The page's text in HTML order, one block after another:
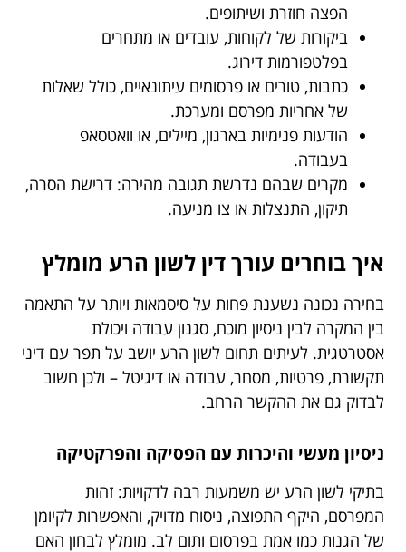
הפצה חוזרת ושיתופים.
ביקורות של לקוחות, עובדים או מתחרים
בפלטפורמות דירוג.
כתבות, טורים או פרסומים עיתונאיים, כולל שאלות
של אחריות מפרסם ומערכת.
הודעות פנימיות בארגון, מיילים, או וואטסאפ
בעבודה.
מקרים שבהם נדרשת תגובה מהירה: דרישת הסרה,
תיקון, התנצלות או צו מניעה.
איך בוחרים עורך דין לשון הרע מומלץ
בחירה נכונה נשענת פחות על סיסמאות ויותר על התאמה
בין המקרה לבין ניסיון מוכח, סגנון עבודה ויכולת
אסטרטגית. לעיתים תחום לשון הרע יושב על תפר עם דיני
תקשורת, פרטיות, מסחר, עבודה או דיגיטל – ולכן חשוב
לבדוק גם את ההקשר הרחב.
ניסיון מעשי והיכרות עם הפסיקה והפרקטיקה
בתיקי לשון הרע יש משמעות רבה לדקויות: זהות
המפרסם, היקף התפוצה, ניסוח מדויק, והאפשרות לקיומן
של הגנות כמו אמת בפרסום ותום לב. מומלץ לבחון האם